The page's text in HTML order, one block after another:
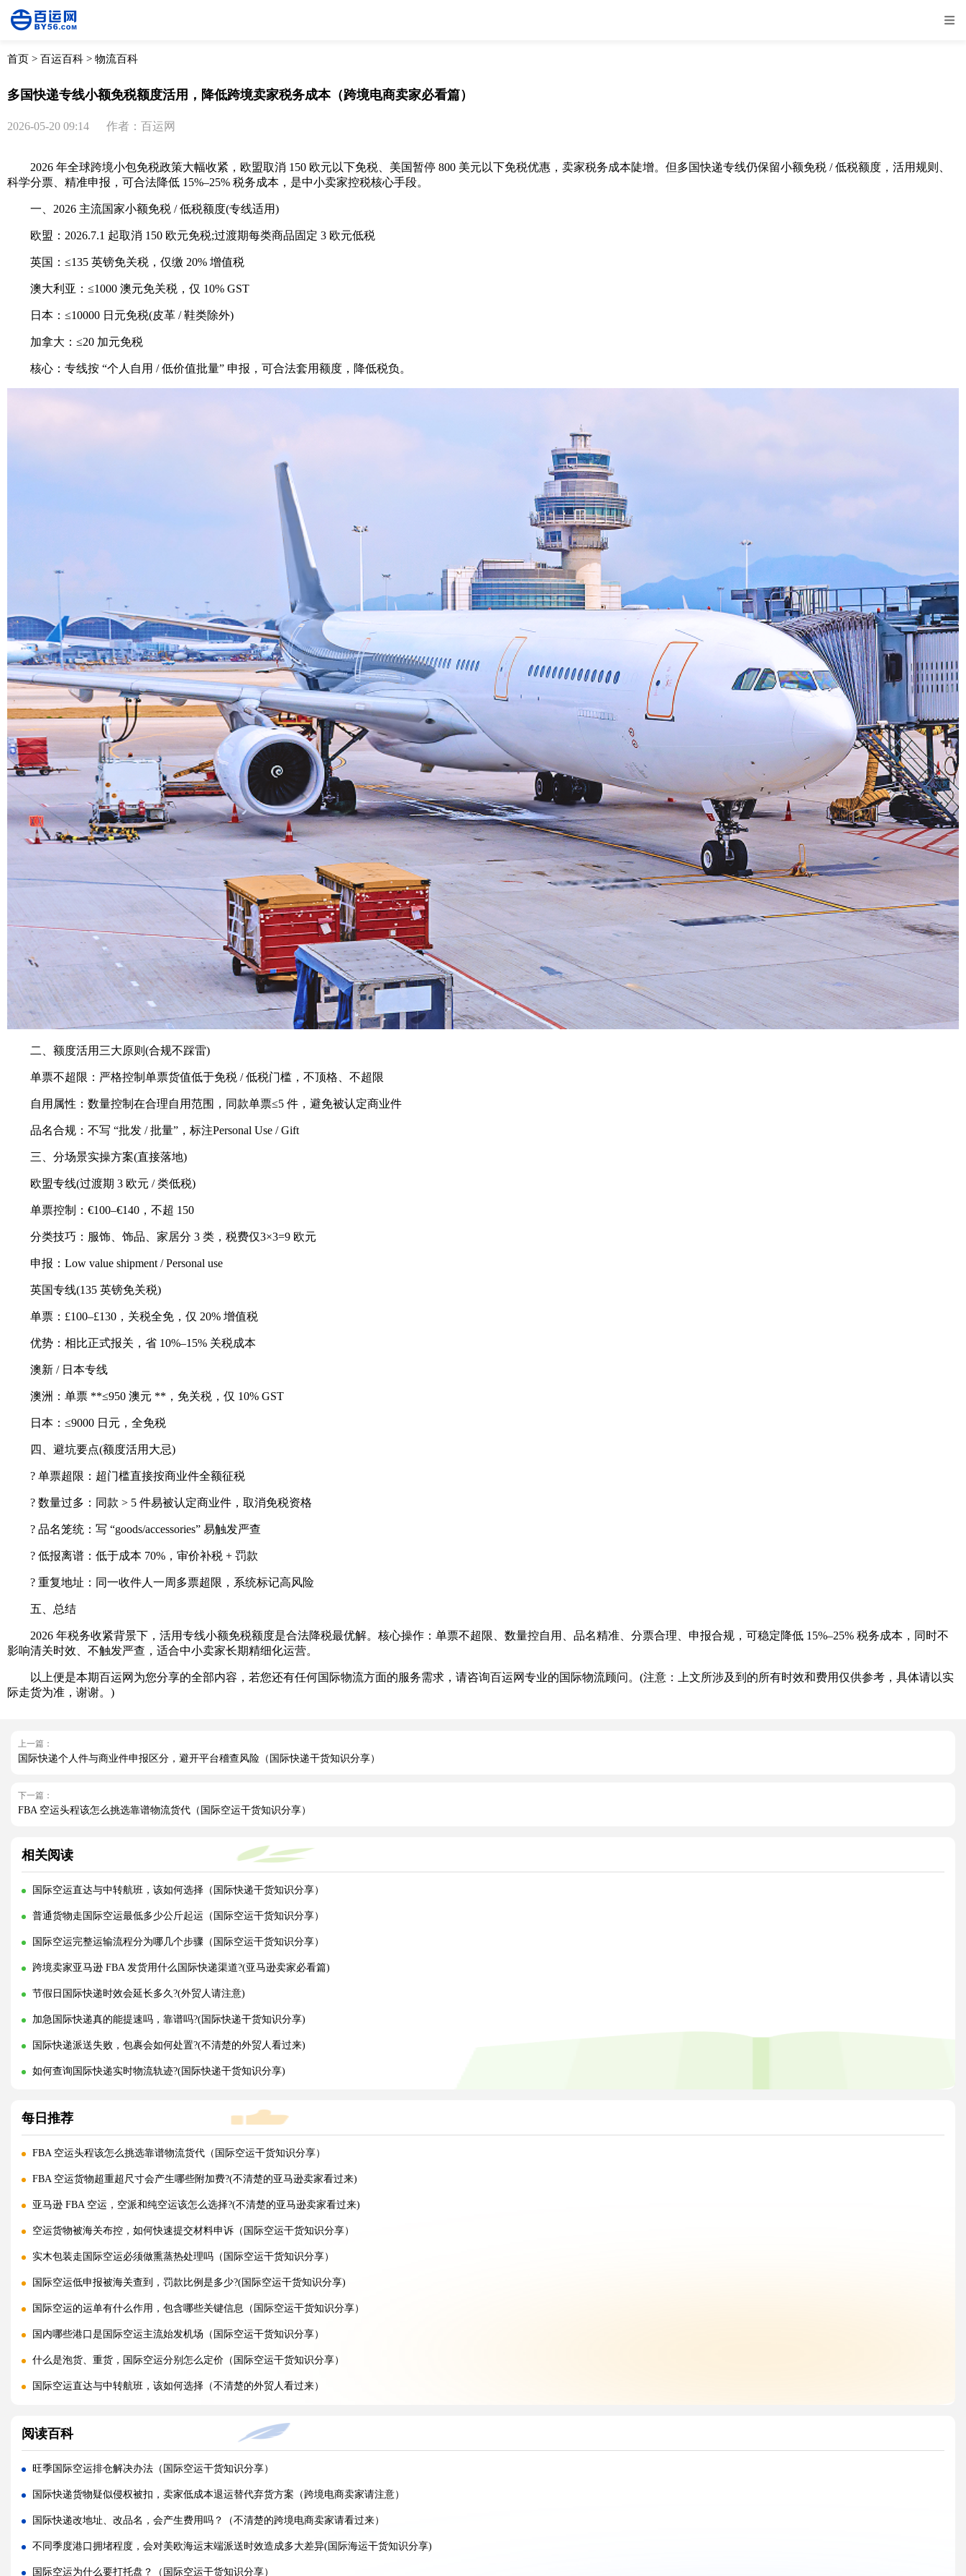
首页 > 百运百科 > 物流百科
多国快递专线小额免税额度活用，降低跨境卖家税务成本（跨境电商卖家必看篇）
2026-05-20 09:14 作者：百运网
2026 年全球跨境小包免税政策大幅收紧，欧盟取消 150 欧元以下免税、美国暂停 800 美元以下免税优惠，卖家税务成本陡增。但多国快递专线仍保留小额免税 / 低税额度，活用规则、
科学分票、精准申报，可合法降低 15%–25% 税务成本，是中小卖家控税核心手段。
一、2026 主流国家小额免税 / 低税额度(专线适用)
欧盟：2026.7.1 起取消 150 欧元免税;过渡期每类商品固定 3 欧元低税
英国：≤135 英镑免关税，仅缴 20% 增值税
澳大利亚：≤1000 澳元免关税，仅 10% GST
日本：≤10000 日元免税(皮革 / 鞋类除外)
加拿大：≤20 加元免税
核心：专线按 “个人自用 / 低价值批量” 申报，可合法套用额度，降低税负。
二、额度活用三大原则(合规不踩雷)
单票不超限：严格控制单票货值低于免税 / 低税门槛，不顶格、不超限
自用属性：数量控制在合理自用范围，同款单票≤5 件，避免被认定商业件
品名合规：不写 “批发 / 批量”，标注Personal Use / Gift
三、分场景实操方案(直接落地)
欧盟专线(过渡期 3 欧元 / 类低税)
单票控制：€100–€140，不超 150
分类技巧：服饰、饰品、家居分 3 类，税费仅3×3=9 欧元
申报：Low value shipment / Personal use
英国专线(135 英镑免关税)
单票：£100–£130，关税全免，仅 20% 增值税
优势：相比正式报关，省 10%–15% 关税成本
澳新 / 日本专线
澳洲：单票 **≤950 澳元 **，免关税，仅 10% GST
日本：≤9000 日元，全免税
四、避坑要点(额度活用大忌)
? 单票超限：超门槛直接按商业件全额征税
? 数量过多：同款 > 5 件易被认定商业件，取消免税资格
? 品名笼统：写 “goods/accessories” 易触发严查
? 低报离谱：低于成本 70%，审价补税 + 罚款
? 重复地址：同一收件人一周多票超限，系统标记高风险
五、总结
2026 年税务收紧背景下，活用专线小额免税额度是合法降税最优解。核心操作：单票不超限、数量控自用、品名精准、分票合理、申报合规，可稳定降低 15%–25% 税务成本，同时不
影响清关时效、不触发严查，适合中小卖家长期精细化运营。
以上便是本期百运网为您分享的全部内容，若您还有任何国际物流方面的服务需求，请咨询百运网专业的国际物流顾问。(注意：上文所涉及到的所有时效和费用仅供参考，具体请以实
际走货为准，谢谢。)
上一篇：
国际快递个人件与商业件申报区分，避开平台稽查风险（国际快递干货知识分享）
下一篇：
FBA 空运头程该怎么挑选靠谱物流货代（国际空运干货知识分享）
相关阅读
国际空运直达与中转航班，该如何选择（国际快递干货知识分享）
普通货物走国际空运最低多少公斤起运（国际空运干货知识分享）
国际空运完整运输流程分为哪几个步骤（国际空运干货知识分享）
跨境卖家亚马逊 FBA 发货用什么国际快递渠道?(亚马逊卖家必看篇)
节假日国际快递时效会延长多久?(外贸人请注意)
加急国际快递真的能提速吗，靠谱吗?(国际快递干货知识分享)
国际快递派送失败，包裹会如何处置?(不清楚的外贸人看过来)
如何查询国际快递实时物流轨迹?(国际快递干货知识分享)
每日推荐
FBA 空运头程该怎么挑选靠谱物流货代（国际空运干货知识分享）
FBA 空运货物超重超尺寸会产生哪些附加费?(不清楚的亚马逊卖家看过来)
亚马逊 FBA 空运，空派和纯空运该怎么选择?(不清楚的亚马逊卖家看过来)
空运货物被海关布控，如何快速提交材料申诉（国际空运干货知识分享）
实木包装走国际空运必须做熏蒸热处理吗（国际空运干货知识分享）
国际空运低申报被海关查到，罚款比例是多少?(国际空运干货知识分享)
国际空运的运单有什么作用，包含哪些关键信息（国际空运干货知识分享）
国内哪些港口是国际空运主流始发机场（国际空运干货知识分享）
什么是泡货、重货，国际空运分别怎么定价（国际空运干货知识分享）
国际空运直达与中转航班，该如何选择（不清楚的外贸人看过来）
国际空运直达与中转航班，该如何选择（国际快递干货知识分享）
国际空运完整运输流程分为哪几个步骤（国际空运干货知识分享）
国际空运和国际快递到底有哪些核心区别（国际物流干货知识分享）
跨境卖家亚马逊 FBA 发货用什么国际快递渠道?(亚马逊卖家必看篇)
加急国际快递真的能提速吗，靠谱吗?(国际快递干货知识分享)
旺季国际快递大面积延误该怎么提前规避?(国际快递干货知识分享)
阅读百科
旺季国际空运排仓解决办法（国际空运干货知识分享）
国际快递货物疑似侵权被扣，卖家低成本退运替代弃货方案（跨境电商卖家请注意）
国际快递改地址、改品名，会产生费用吗？（不清楚的跨境电商卖家请看过来）
不同季度港口拥堵程度，会对美欧海运末端派送时效造成多大差异(国际海运干货知识分享)
国际空运为什么要打托盘？（国际空运干货知识分享）